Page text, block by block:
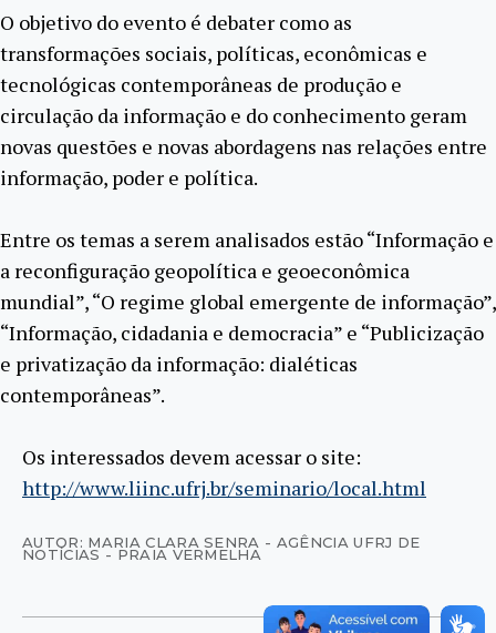
O objetivo do evento é debater como as
transformações sociais, políticas, econômicas e
tecnológicas contemporâneas de produção e
circulação da informação e do conhecimento geram
novas questões e novas abordagens nas relações entre
informação, poder e política.
Entre os temas a serem analisados estão “Informação e
a reconfiguração geopolítica e geoeconômica
mundial”, “O regime global emergente de informação”,
“Informação, cidadania e democracia” e “Publicização
e privatização da informação: dialéticas
contemporâneas”.
Os interessados devem acessar o site:
http://www.liinc.ufrj.br/seminario/local.html
AUTOR: MARIA CLARA SENRA - AGÊNCIA UFRJ DE
NOTÍCIAS - PRAIA VERMELHA